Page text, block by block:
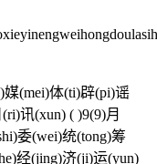
(mei)体(ti)辟(pi)谣
讯(xun) ( )9(9)月
委(wei)统(tong)筹
经(jing)济(ji)运(yun)